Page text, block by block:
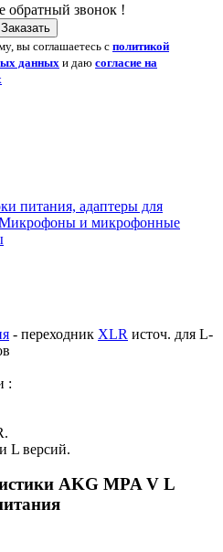
обратный звонок !
Заказать
вы соглашаетесь с политикой
данных и даю согласие на
питания, адаптеры для
и микрофонные
- переходник XLR источ. для L-
:
L версий.
AKG MPA V L